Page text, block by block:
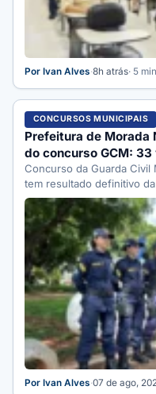
Por Ivan Alves·8h atrás· 5 min
CONCURSOS MUNICIPAIS
Prefeitura de Morada
do concurso GCM:
Concurso da Guarda Civil
tem resultado definitivo
Por Ivan Alves·07 de ago,